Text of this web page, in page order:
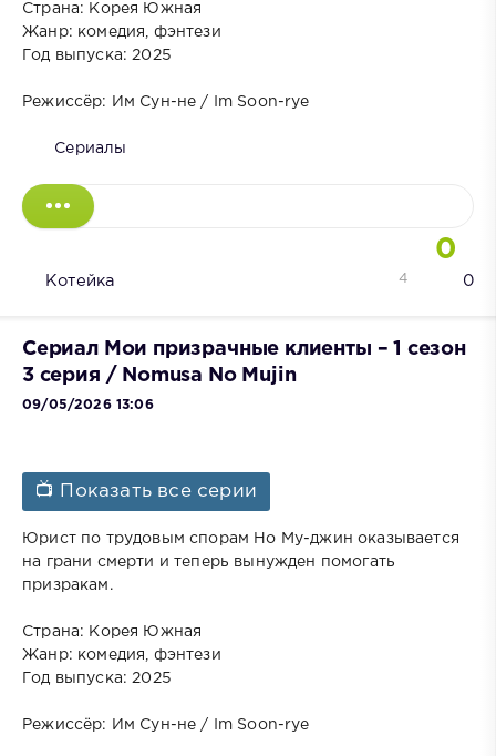
Страна: Корея Южная
Жанр: комедия, фэнтези
Год выпуска: 2025
Режиссёр: Им Сун-не / Im Soon-rye
Сериалы
0
Котейка 0
4
Сериал Мои призрачные клиенты – 1 сезон
3 серия / Nomusa No Mujin
09/05/2026 13:06
📺 Показать все серии
Юрист по трудовым спорам Но Му-джин оказывается
на грани смерти и теперь вынужден помогать
призракам.
Страна: Корея Южная
Жанр: комедия, фэнтези
Год выпуска: 2025
Режиссёр: Им Сун-не / Im Soon-rye